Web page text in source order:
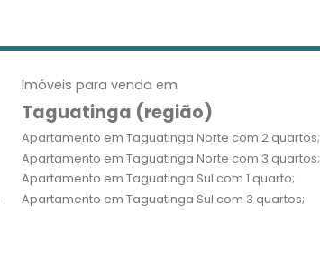
Imóveis para venda em
Taguatinga (região)
Apartamento em Taguatinga Norte com 2 quartos;
Apartamento em Taguatinga Norte com 3 quartos;
Apartamento em Taguatinga Sul com 1 quarto;
Apartamento em Taguatinga Sul com 3 quartos;